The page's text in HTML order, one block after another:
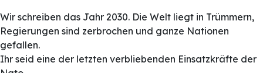
Wir schreiben das Jahr 2030. Die Welt liegt in Trümmern,
Regierungen sind zerbrochen und ganze Nationen
gefallen.
Ihr seid eine der letzten verbliebenden Einsatzkräfte der